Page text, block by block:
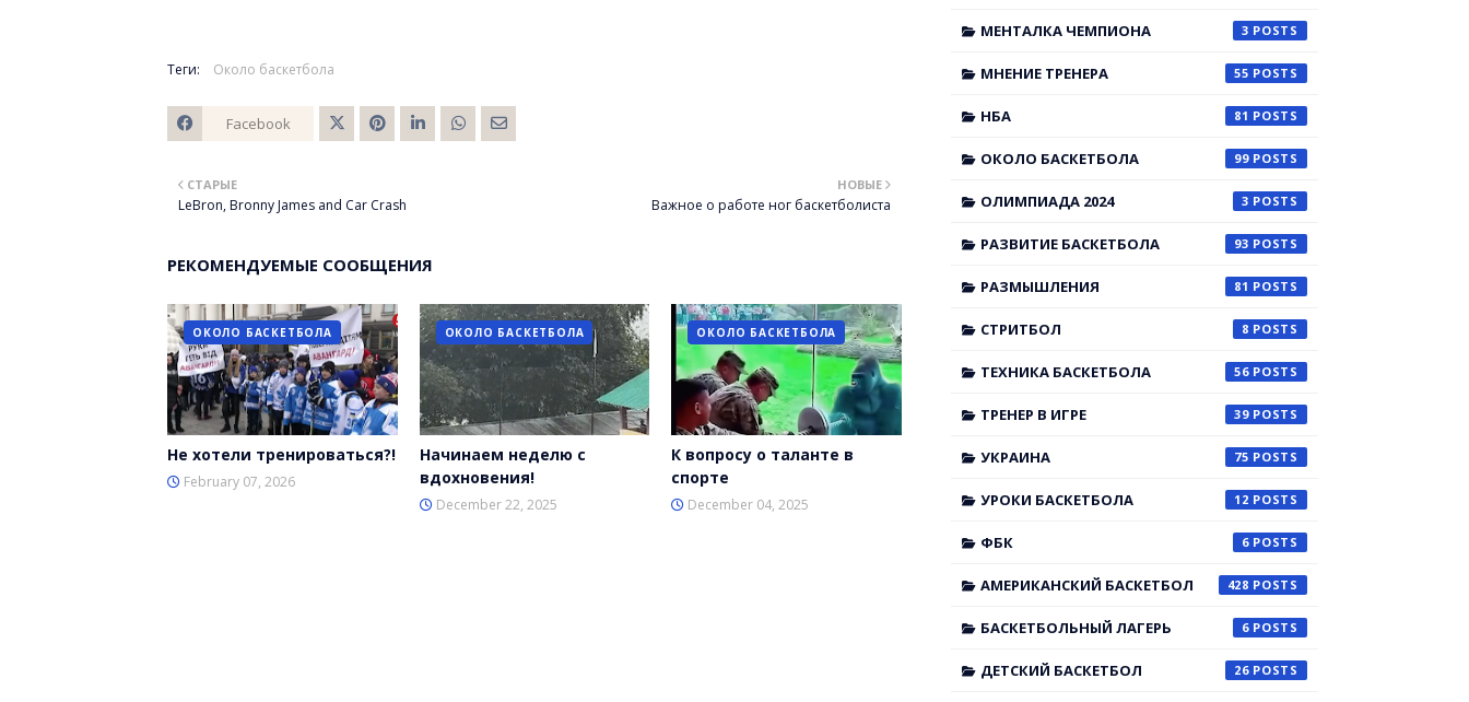
Теги: Около баскетбола
Facebook
НОВЫЕ
Важное о работе ног баскетболиста
СТАРЫЕ
LeBron, Bronny James and Сar Сrash
РЕКОМЕНДУЕМЫЕ СООБЩЕНИЯ
ОКОЛО БАСКЕТБОЛА
Не хотели тренироваться?!
February 07, 2026
ОКОЛО БАСКЕТБОЛА
Начинаем неделю с
вдохновения!
December 22, 2025
ОКОЛО БАСКЕТБОЛА
К вопросу о таланте в
спорте
December 04, 2025
МЕНТАЛКА ЧЕМПИОНА 3
МНЕНИЕ ТРЕНЕРА 55
НБА 81
ОКОЛО БАСКЕТБОЛА 99
ОЛИМПИАДА 2024 3
РАЗВИТИЕ БАСКЕТБОЛА 93
РАЗМЫШЛЕНИЯ 81
СТРИТБОЛ 8
ТЕХНИКА БАСКЕТБОЛА 56
ТРЕНЕР В ИГРЕ 39
УКРАИНА 75
УРОКИ БАСКЕТБОЛА 12
ФБК 6
АМЕРИКАНСКИЙ БАСКЕТБОЛ 428
БАСКЕТБОЛЬНЫЙ ЛАГЕРЬ 6
ДЕТСКИЙ БАСКЕТБОЛ 26